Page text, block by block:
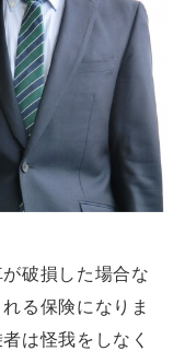
破損した場合な
る保険になりま
は怪我をしなく